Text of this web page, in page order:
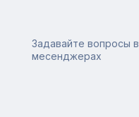
Задавайте вопросы в
месенджерах